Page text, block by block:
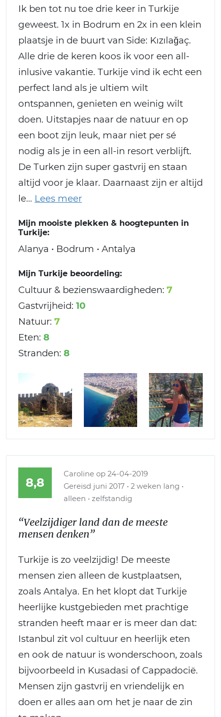
Ik ben tot nu toe drie keer in Turkije
geweest. 1x in Bodrum en 2x in een klein
plaatsje in de buurt van Side: Kızılağaç.
Alle drie de keren koos ik voor een all-
inlusive vakantie. Turkije vind ik echt een
perfect land als je ultiem wilt
ontspannen, genieten en weinig wilt
doen. Uitstapjes naar de natuur en op
een boot zijn leuk, maar niet per sé
nodig als je in een all-in resort verblijft.
De Turken zijn super gastvrij en staan
altijd voor je klaar. Daarnaast zijn er altijd
le
Mijn mooiste plekken & hoogtepunten in
Turkije:
Alanya • Bodrum • Antalya
Mijn Turkije beoordeling:
Cultuur & bezienswaardigheden: 7
Gastvrijheid: 10
Natuur: 7
Eten: 8
Stranden: 8
8,8
Caroline op 24-04-2019
Gereisd juni 2017 • 2 weken lang •
alleen • zelfstandig
“Veelzijdiger land dan de meeste
mensen denken”
Turkije is zo veelzijdig! De meeste
mensen zien alleen de kustplaatsen,
zoals Antalya. En het klopt dat Turkije
heerlijke kustgebieden met prachtige
stranden heeft maar er is meer dan dat:
Istanbul zit vol cultuur en heerlijk eten
en ook de natuur is wonderschoon, zoals
bijvoorbeeld in Kusadasi of Cappadocië.
Mensen zijn gastvrij en vriendelijk en
doen er alles aan om het je naar de zin